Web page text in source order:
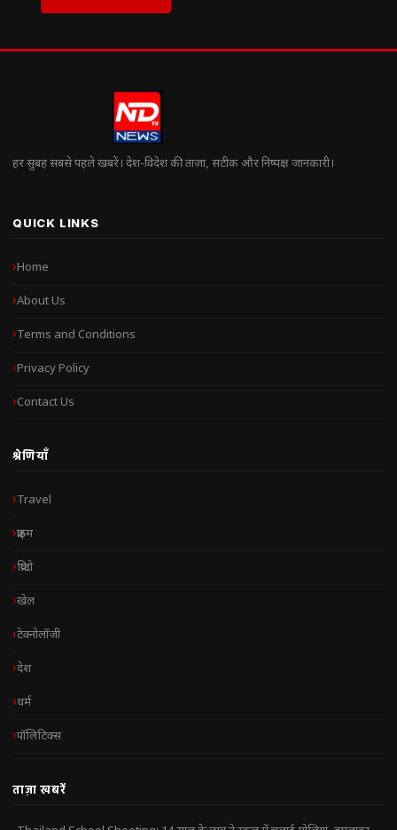
हर सुबह सबसे पहले खबरें। देश-विदेश की ताज़ा, सटीक और निष्पक्ष जानकारी।
QUICK LINKS
Home
About Us
Terms and Conditions
Privacy Policy
Contact Us
श्रेणियाँ
Travel
क्राइम
क्रिप्टो
खेल
टेक्नोलॉजी
देश
धर्म
पॉलिटिक्स
ताज़ा खबरें